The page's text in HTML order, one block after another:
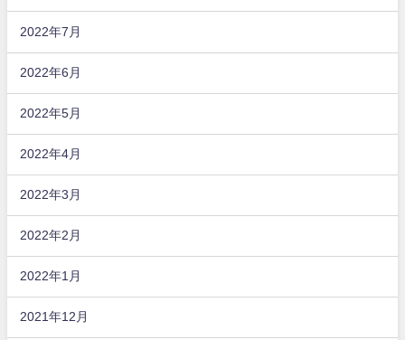
2022年7月
2022年6月
2022年5月
2022年4月
2022年3月
2022年2月
2022年1月
2021年12月